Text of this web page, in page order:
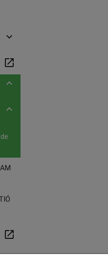
expand_more
open_in_new
expand_more
expand_more
open_in_new